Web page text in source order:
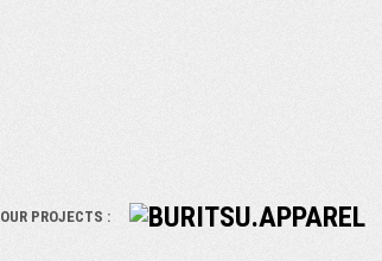
OUR PROJECTS :